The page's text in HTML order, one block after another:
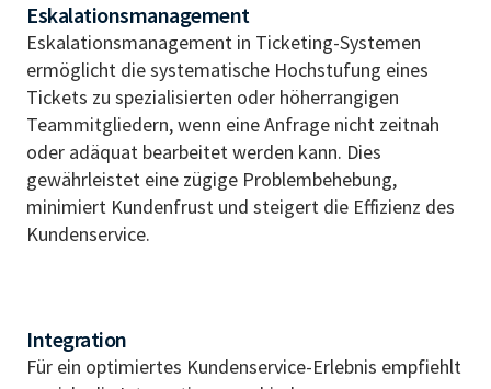
Eskalationsmanagement
Eskalationsmanagement in Ticketing-Systemen
ermöglicht die systematische Hochstufung eines
Tickets zu spezialisierten oder höherrangigen
Teammitgliedern, wenn eine Anfrage nicht zeitnah
oder adäquat bearbeitet werden kann. Dies
gewährleistet eine zügige Problembehebung,
minimiert Kundenfrust und steigert die Effizienz des
Kundenservice.
Integration
Für ein optimiertes Kundenservice-Erlebnis empfiehlt